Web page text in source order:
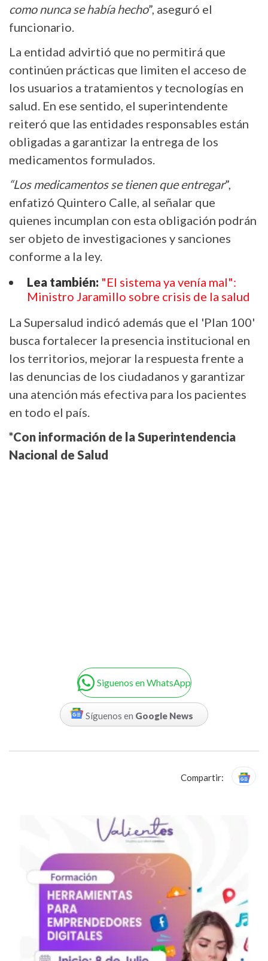
como nunca se había hecho”, aseguró el
funcionario.
La entidad advirtió que no permitirá que
continúen prácticas que limiten el acceso de
los usuarios a tratamientos y tecnologías en
salud. En ese sentido, el superintendente
reiteró que las entidades responsables están
obligadas a garantizar la entrega de los
medicamentos formulados.
“Los medicamentos se tienen que entregar”,
enfatizó Quintero Calle, al señalar que
quienes incumplan con esta obligación podrán
ser objeto de investigaciones y sanciones
conforme a la ley.
Lea también: "El sistema ya venía mal":
Ministro Jaramillo sobre crisis de la salud
La Supersalud indicó además que el 'Plan 100'
busca fortalecer la presencia institucional en
los territorios, mejorar la respuesta frente a
las denuncias de los ciudadanos y garantizar
una atención más efectiva para los pacientes
en todo el país.
*Con información de la Superintendencia
Nacional de Salud
Siguenos en WhatsApp
Síguenos en Google News
Compartir: